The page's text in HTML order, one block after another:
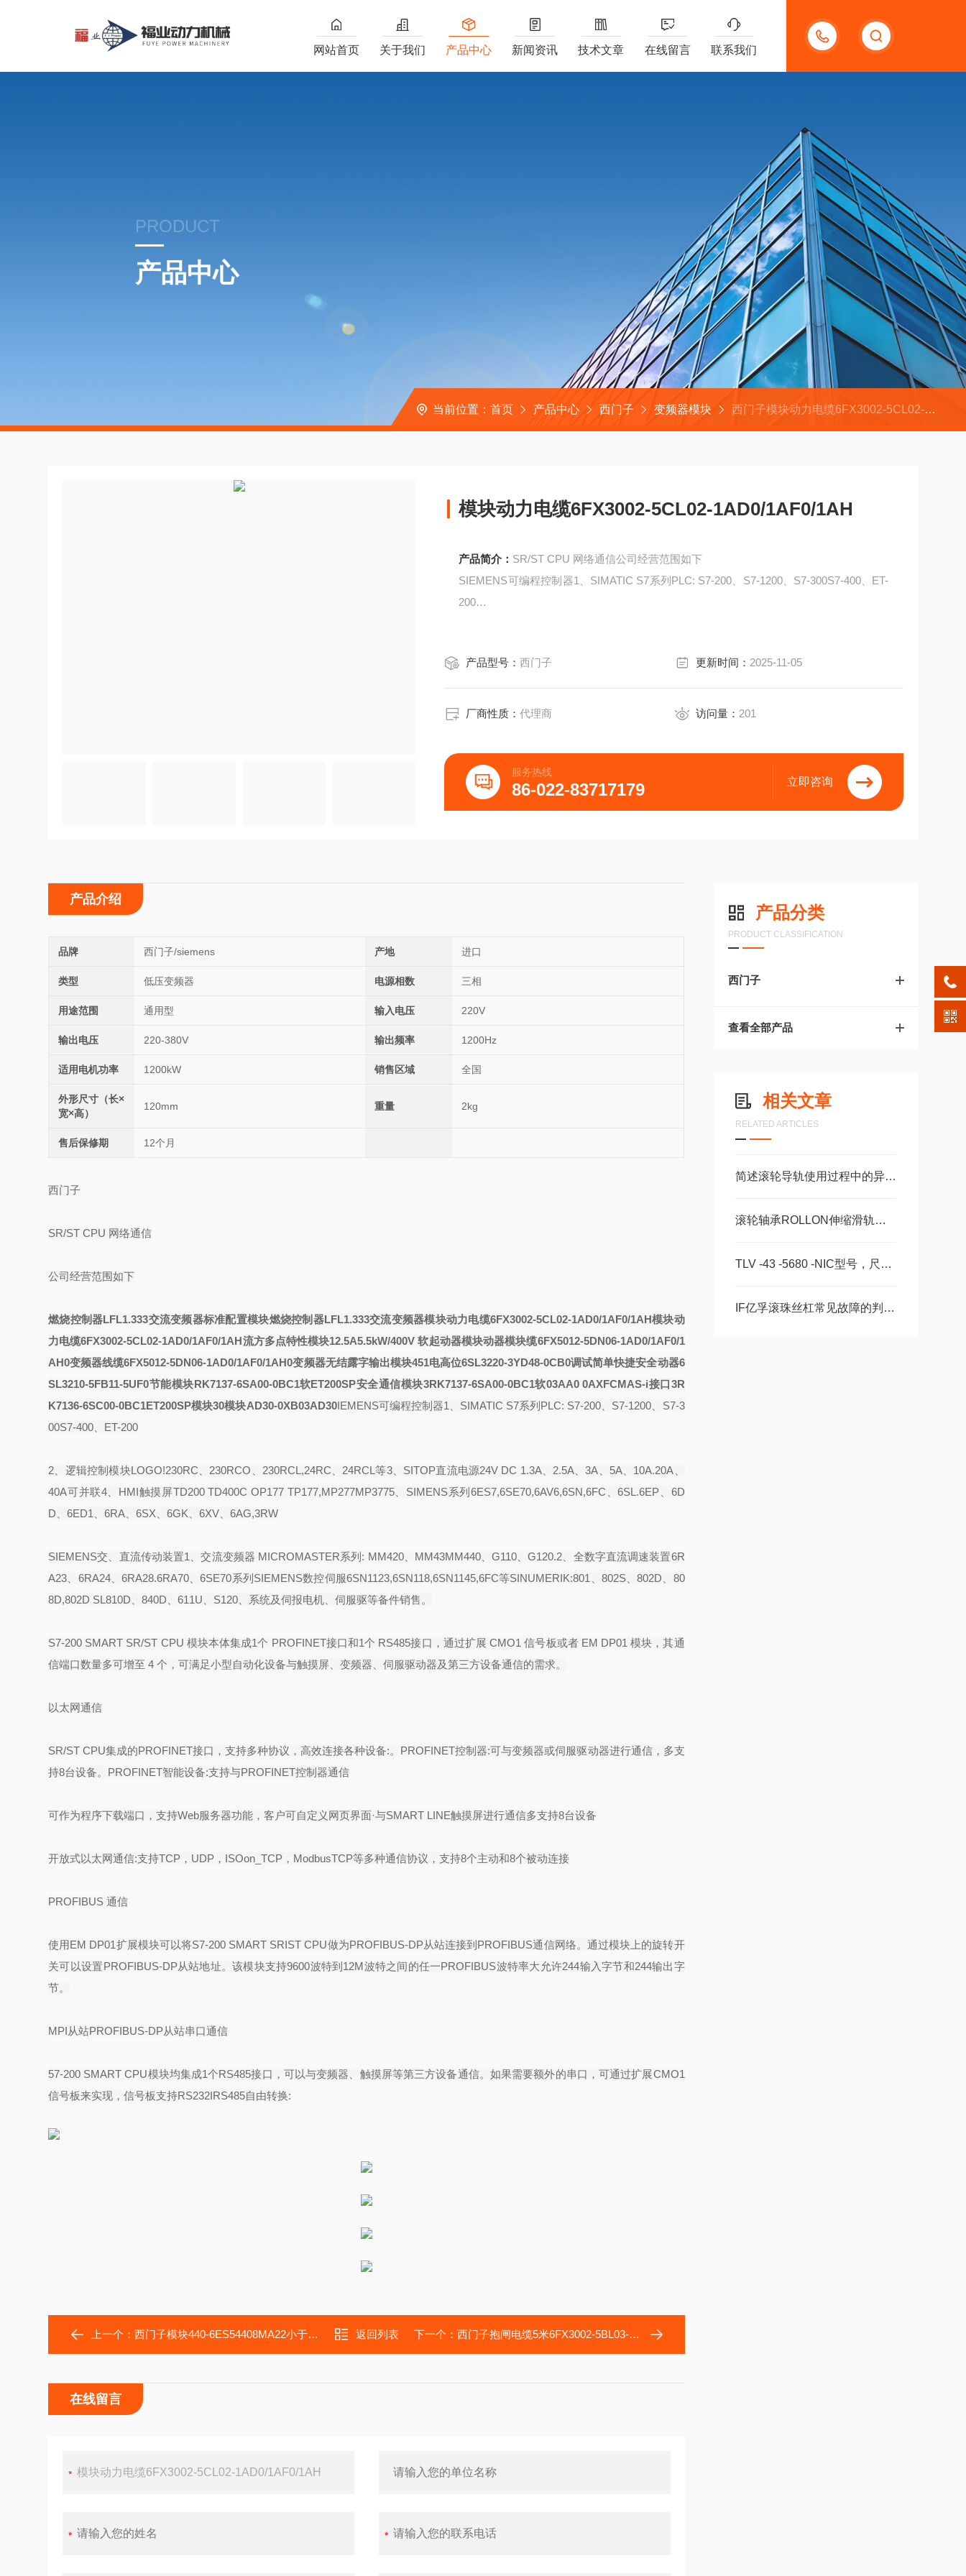
13132097161
网站首页 关于我们 产品中心 新闻资讯 技术文章 在线留言 联系我们
PRODUCT
产品中心
当前位置： 首页 产品中心 西门子 变频器模块 西门子模块动力电缆6FX3002-5CL02-1AD0/1AF0/1AH
模块动力电缆6FX3002-5CL02-1AD0/1AF0/1AH
产品简介： SR/ST CPU 网络通信公司经营范围如下
SIEMENS可编程控制器1、SIMATIC S7系列PLC: S7-200、S7-1200、S7-300S7-400、ET-
200
产品型号：西门子 更新时间： 2025-11-05
厂商性质：代理商 访问量： 201
服务热线
86-022-83717179 立即咨询
产品分类
PRODUCT CLASSIFICATION
西门子
查看全部产品
相关文章
RELATED ARTICLES
简述滚轮导轨使用过程中的异常信号解决方法
滚轮轴承ROLLON伸缩滑轨传动配件GUDEL齿条导轨福业选购
TLV -43 -5680 -NIC型号，尺寸，长度CS -28 -100 -2RS -B -NIC 。
IF亿孚滚珠丝杠常见故障的判断与解决方法分享
产品介绍
品牌 西门子/siemens 产地 进口
类型 低压变频器 电源相数 三相
用途范围 通用型 输入电压 220V
输出电压 220-380V 输出频率 1200Hz
适用电机功率 1200kW 销售区域 全国
外形尺寸（长×
宽×高）
120mm 重量 2kg
售后保修期 12个月
西门子
SR/ST CPU 网络通信
公司经营范围如下
燃烧控制器LFL1.333交流变频器标准配置模块燃烧控制器LFL1.333交流变频器模块动力电缆6FX3002-5CL02-1AD0/1AF0/1AH模块动
力电缆6FX3002-5CL02-1AD0/1AF0/1AH流方多点特性模块12.5A5.5kW/400V 软起动器模块动器模块缆6FX5012-5DN06-1AD0/1AF0/1
AH0变频器线缆6FX5012-5DN06-1AD0/1AF0/1AH0变频器无结露字输出模块451电高位6SL3220-3YD48-0CB0调试简单快捷安全动器6
SL3210-5FB11-5UF0节能模块RK7137-6SA00-0BC1软ET200SP安全通信模块3RK7137-6SA00-0BC1软03AA0 0AXFCMAS-i接口3R
K7136-6SC00-0BC1ET200SP模块30模块AD30-0XB03AD30IEMENS可编程控制器1、SIMATIC S7系列PLC: S7-200、S7-1200、S7-3
00S7-400、ET-200
2、逻辑控制模块LOGO!230RC、230RCO、230RCL,24RC、24RCL等3、SITOP直流电源24V DC 1.3A、2.5A、3A、5A、10A.20A、
40A可并联4、HMI触摸屏TD200 TD400C OP177 TP177,MP277MP3775、SIMENS系列6ES7,6SE70,6AV6,6SN,6FC、6SL.6EP、6D
D、6ED1、6RA、6SX、6GK、6XV、6AG,3RW
SIEMENS交、直流传动装置1、交流变频器 MICROMASTER系列: MM420、MM43MM440、G110、G120.2、全数字直流调速装置6R
A23、6RA24、6RA28.6RA70、6SE70系列SIEMENS数控伺服6SN1123,6SN118,6SN1145,6FC等SINUMERIK:801、802S、802D、80
8D,802D SL810D、840D、611U、S120、系统及伺报电机、伺服驱等备件销售。
S7-200 SMART SR/ST CPU 模块本体集成1个 PROFINET接口和1个 RS485接口，通过扩展CMO1信号板或者 EM DP01模块，其通
信端口数量多可增至4个，可满足小型自动化设备与触摸屏、变频器、伺服驱动器及第三方设备通信的需求。
以太网通信
SR/ST CPU集成的PROFINET接口，支持多种协议，高效连接各种设备:。 PROFINET控制器:可与变频器或伺服驱动器进行通信，多支
持8台设备。 PROFINET智能设备:支持与PROFINET控制器通信
可作为程序下载端口，支持Web服务器功能，客户可自定义网页界面·与SMART LINE触摸屏进行通信多支持8台设备
开放式以太网通信:支持TCP ， UDP ， ISOon_TCP ， ModbusTCP等多种通信协议，支持8个主动和8个被动连接
PROFIBUS通信
使用EM DP01扩展模块可以将S7-200 SMART SRIST CPU做为PROFIBUS-DP从站连接到 PROFIBUS通信网络。通过模块上的旋转开
关可以设置PROFIBUS-DP从站地址。该模块支持9600波特到 12M波特之间的任一PROFIBUS波特率大允许244输入字节和244输出字
节。
MPI从站PROFIBUS-DP从站串口通信
57-200 SMART CPU模块均集成1个RS485接口，可以与变频器、触摸屏等第三方设备通信。如果需要额外的串口，可通过扩展CMO1
信号板来实现，信号板支持RS232IRS485自由转换:
上一个：西门子模块440-6ES54408MA22小于额定输入电流 返回列表 下一个： 西门子抱闸电缆5米6FX3002-5BL03-1AF至F型变频器
在线留言